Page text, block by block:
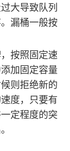
大导致队列
漏桶一般按
按照固定速
加固定容量
则拒绝新的
度，只要有
定程度的突